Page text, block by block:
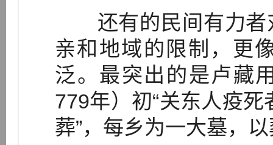
还有的民间有力者
亲和地域的限制，更
泛。最突出的是卢藏
779年）初“关东人疫死
葬”，每乡为一大墓，